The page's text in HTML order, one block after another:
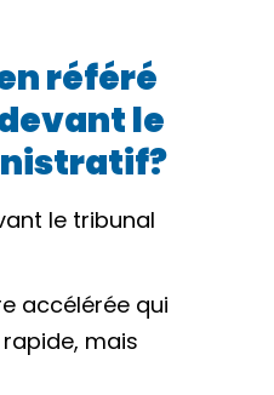
référé
le
le tribunal
accélérée qui
mais